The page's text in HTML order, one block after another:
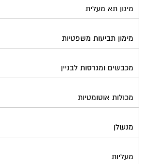
מיגון תא מעלית
מימון תביעות משפטיות
מכבשים ומגרסות לבניין
מכולות אוטומטיות
מנעולן
מעליות